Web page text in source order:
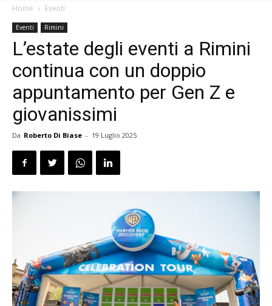
Home Eventi
Eventi Rimini
L’estate degli eventi a Rimini
continua con un doppio
appuntamento per Gen Z e
giovanissimi
Da Roberto Di Biase - 19 Luglio 2025